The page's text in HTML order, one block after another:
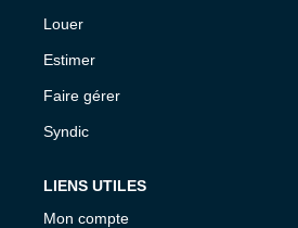
Louer
Estimer
Faire gérer
Syndic
LIENS UTILES
Mon compte